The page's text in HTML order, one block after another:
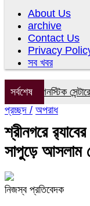
About Us
archive
Contact Us
Privacy
সব খবর
সর্বশেষ
ডায়াগনস্টিক সেন্টারের
প্রচ্ছদ / অপরাধ
শ্রীনগরে
সাপুড়ে আসলাম
নিজস্ব প্রতিবেদক